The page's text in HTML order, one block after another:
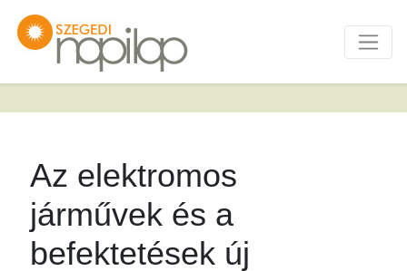
Az elektromos
járművek és a
befektetések új